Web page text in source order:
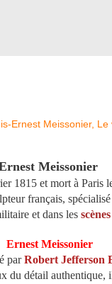
Meissonier
1815 et mort à Paris
français,
et dans les
Ernest Meissonier
par Robert Jefferson
du détail authentique,